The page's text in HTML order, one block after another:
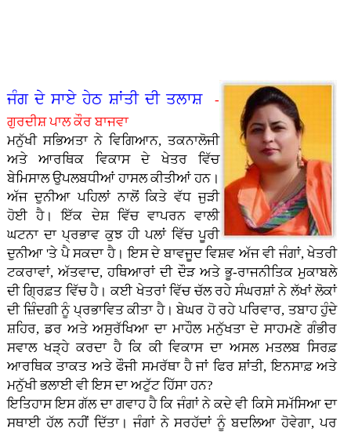
ਜਿੰ�...
ਜੰਗ ਦੇ ਸਾਏ ਹੇਠ ਸ਼ਾਂਤੀ ਦੀ ਤਲਾਸ਼-
ਗੁਰਦੀਸ਼ ਪਾਲ ਕੌਰ ਬਾਜਵਾ
ਮਨੁੱਖੀ ਸਭਿਅਤਾ ਨੇ ਵਿਗਿਆਨ, ਤਕਨਾਲੋਜੀ
ਅਤੇ ਆਰਥਿਕ ਵਿਕਾਸ ਦੇ ਖੇਤਰ ਵਿੱਚ
ਬੇਮਿਸਾਲ ਉਪਲਬਧੀਆਂ ਹਾਸਲ ਕੀਤੀਆਂ ਹਨ।
ਅੱਜ ਦੁਨੀਆ ਪਹਿਲਾਂ ਨਾਲੋਂ ਕਿਤੇ ਵੱਧ ਜੁੜੀ
ਹੋਈ ਹੈ। ਇੱਕ ਦੇਸ਼ ਵਿੱਚ ਵਾਪਰਨ ਵਾਲੀ
ਘਟਨਾ ਦਾ ਪ੍ਰਭਾਵ ਕੁਝ ਹੀ ਪਲਾਂ ਵਿੱਚ ਪੂਰੀ
ਦੁਨੀਆ 'ਤੇ ਪੈ ਸਕਦਾ ਹੈ। ਇਸ ਦੇ ਬਾਵਜੂਦ ਵਿਸ਼ਵ ਅੱਜ ਵੀ ਜੰਗਾਂ, ਖੇਤਰੀ
ਟਕਰਾਵਾਂ, ਅੱਤਵਾਦ, ਹਥਿਆਰਾਂ ਦੀ ਦੌੜ ਅਤੇ ਭੂ-ਰਾਜਨੀਤਿਕ ਮੁਕਾਬਲੇ
ਦੀ ਗ੍ਰਿਫ਼ਤ ਵਿੱਚ ਹੈ। ਕਈ ਖੇਤਰਾਂ ਵਿੱਚ ਚੱਲ ਰਹੇ ਸੰਘਰਸ਼ਾਂ ਨੇ ਲੱਖਾਂ ਲੋਕਾਂ
ਦੀ ਜ਼ਿੰਦਗੀ ਨੂੰ ਪ੍ਰਭਾਵਿਤ ਕੀਤਾ ਹੈ। ਬੇਘਰ ਹੋ ਰਹੇ ਪਰਿਵਾਰ, ਤਬਾਹ ਹੁੰਦੇ
ਸ਼ਹਿਰ, ਡਰ ਅਤੇ ਅਸੁਰੱਖਿਆ ਦਾ ਮਾਹੌਲ ਮਨੁੱਖਤਾ ਦੇ ਸਾਹਮਣੇ ਗੰਭੀਰ
ਸਵਾਲ ਖੜ੍ਹੇ ਕਰਦਾ ਹੈ ਕਿ ਕੀ ਵਿਕਾਸ ਦਾ ਅਸਲ ਮਤਲਬ ਸਿਰਫ਼
ਆਰਥਿਕ ਤਾਕਤ ਅਤੇ ਫੌਜੀ ਸਮਰੱਥਾ ਹੈ ਜਾਂ ਫਿਰ ਸ਼ਾਂਤੀ, ਇਨਸਾਫ਼ ਅਤੇ
ਮਨੁੱਖੀ ਭਲਾਈ ਵੀ ਇਸ ਦਾ ਅਟੁੱਟ ਹਿੱਸਾ ਹਨ?
ਇਤਿਹਾਸ ਇਸ ਗੱਲ ਦਾ ਗਵਾਹ ਹੈ ਕਿ ਜੰਗਾਂ ਨੇ ਕਦੇ ਵੀ ਕਿਸੇ ਸਮੱਸਿਆ ਦਾ
ਸਥਾਈ ਹੱਲ ਨਹੀਂ ਦਿੱਤਾ। ਜੰਗਾਂ ਨੇ ਸਰਹੱਦਾਂ ਨੂੰ ਬਦਲਿਆ ਹੋਵੇਗਾ, ਪਰ